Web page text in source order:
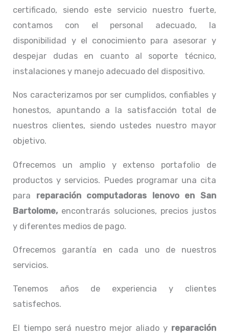
certificado, siendo este servicio nuestro fuerte,
contamos con el personal adecuado, la
disponibilidad y el conocimiento para asesorar y
despejar dudas en cuanto al soporte técnico,
instalaciones y manejo adecuado del dispositivo.
Nos caracterizamos por ser cumplidos, confiables y
honestos, apuntando a la satisfacción total de
nuestros clientes, siendo ustedes nuestro mayor
objetivo.
Ofrecemos un amplio y extenso portafolio de
productos y servicios. Puedes programar una cita
para reparación computadoras lenovoen San
Bartolome, encontrarás soluciones, precios justos
y diferentes medios de pago.
Ofrecemos garantía en cada uno de nuestros
servicios.
Tenemos años de experiencia y clientes
satisfechos.
El tiempo será nuestro mejor aliado y reparación